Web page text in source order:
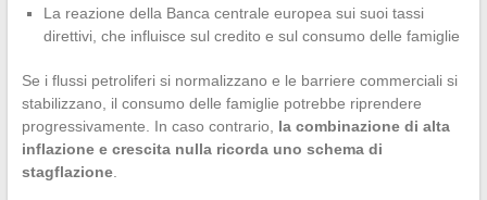
La reazione della Banca centrale europea sui suoi tassi
direttivi, che influisce sul credito e sul consumo delle famiglie
Se i flussi petroliferi si normalizzano e le barriere commerciali si
stabilizzano, il consumo delle famiglie potrebbe riprendere
progressivamente. In caso contrario, la combinazione di alta
inflazione e crescita nulla ricorda uno schema di
stagflazione.